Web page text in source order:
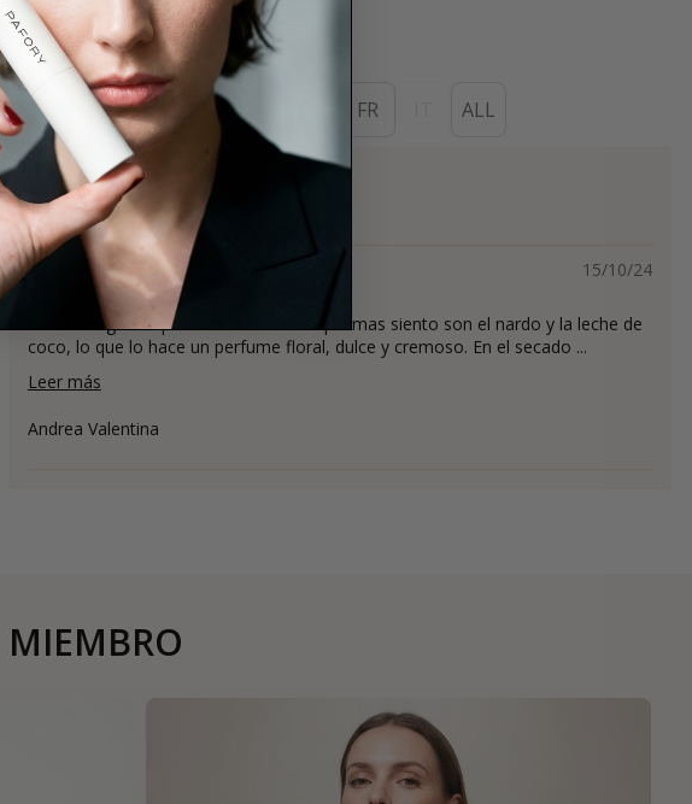
EN FR ALL
3.9
19 Comentarios
15/10/24
Es una fragancia preciosa! Las notas que mas siento son el nardo y la leche de
coco, lo que lo hace un perfume floral, dulce y cremoso. En el secado ...
Leer más
Andrea Valentina
MIEMBRO